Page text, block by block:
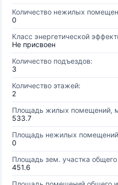
Количество нежилых
0
Класс энергетической
Не присвоен
Количество подъездов:
3
Количество этажей:
2
Площадь жилых помещений,
533.7
Площадь нежилых
0
Площадь зем. участка
451.6